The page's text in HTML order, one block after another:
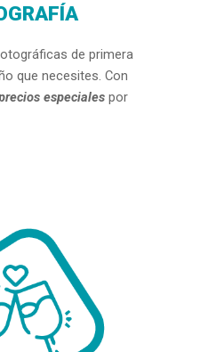
de primera
que necesites. Con
especiales por